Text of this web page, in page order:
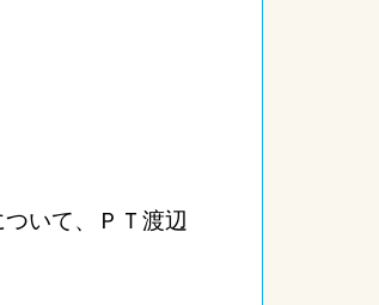
いて、ＰＴ渡辺